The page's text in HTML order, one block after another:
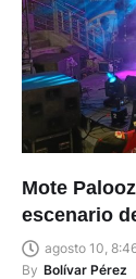
Mote
escenario
agosto 10,
By Bolívar Pérez